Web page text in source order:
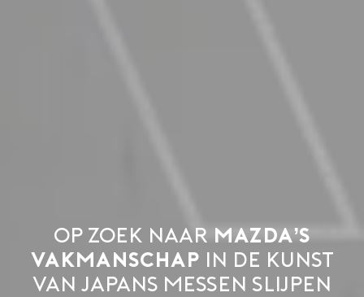
Op zoek naar Mazda’s
vakmanschap in de kunst
van Japans messen slijpen